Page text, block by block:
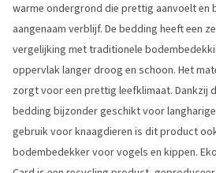
warme ondergrond die prettig aanvoelt en
aangenaam verblijf. De bedding heeft een
vergelijking met traditionele
oppervlak langer droog en schoon. Het
zorgt voor een prettig leefklimaat. Dankzij
bedding bijzonder geschikt voor
gebruik voor knaagdieren is dit product
bodembedekker voor vogels en kippen.